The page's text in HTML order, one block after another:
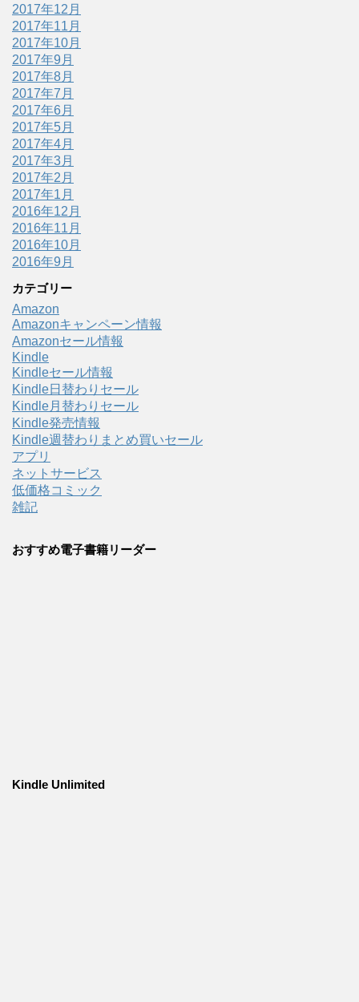
2017年12月
2017年11月
2017年10月
2017年9月
2017年8月
2017年7月
2017年6月
2017年5月
2017年4月
2017年3月
2017年2月
2017年1月
2016年12月
2016年11月
2016年10月
2016年9月
カテゴリー
Amazon
Amazonキャンペーン情報
Amazonセール情報
Kindle
Kindleセール情報
Kindle日替わりセール
Kindle月替わりセール
Kindle発売情報
Kindle週替わりまとめ買いセール
アプリ
ネットサービス
低価格コミック
雑記
おすすめ電子書籍リーダー
Kindle Unlimited